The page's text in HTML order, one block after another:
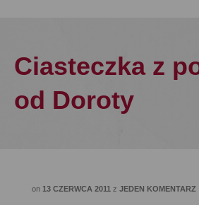
Ciasteczka z
od Doroty
on 13 CZERWCA 2011 z JEDEN KOMENTARZ